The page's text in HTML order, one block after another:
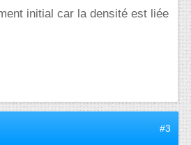
initial car la densité est liée
#3